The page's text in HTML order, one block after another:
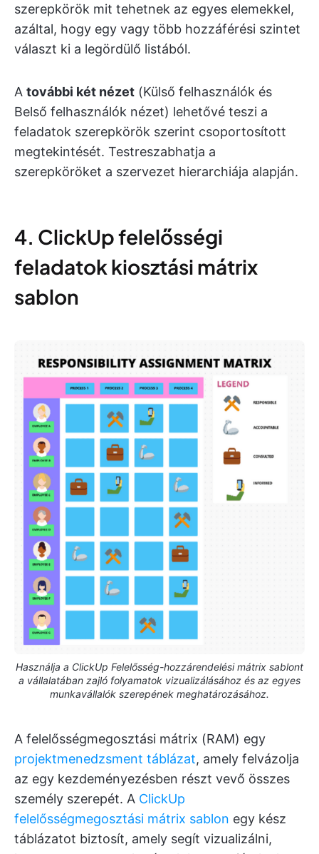
szerepkörök mit tehetnek az egyes elemekkel,
azáltal, hogy egy vagy több hozzáférési szintet
választ ki a legördülő listából.
A további két nézet (Külső felhasználók és
Belső felhasználók nézet) lehetővé teszi a
feladatok szerepkörök szerint csoportosított
megtekintését. Testreszabhatja a
szerepköröket a szervezet hierarchiája alapján.
4. ClickUp felelősségi
feladatok kiosztási mátrix
sablon
Használja a ClickUp Felelősség-hozzárendelési mátrix sablont
a vállalatában zajló folyamatok vizualizálásához és az egyes
munkavállalók szerepének meghatározásához.
A felelősségmegosztási mátrix (RAM) egy
projektmenedzsment táblázat, amely felvázolja
az egy kezdeményezésben részt vevő összes
személy szerepét. A ClickUp
felelősségmegosztási mátrix sablon egy kész
táblázatot biztosít, amely segít vizualizálni,